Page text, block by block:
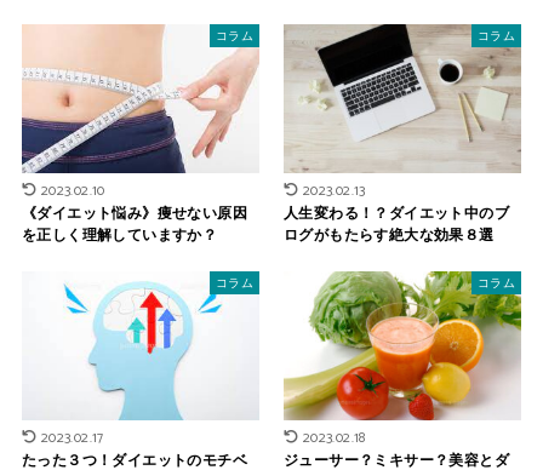
コラム
2023.02.10
《ダイエット悩み》痩せない原因
を正しく理解していますか？
コラム
2023.02.13
人生変わる！？ダイエット中のブ
ログがもたらす絶大な効果８選
コラム
2023.02.17
たった３つ！ダイエットのモチベ
コラム
2023.02.18
ジューサー？ミキサー？美容とダ